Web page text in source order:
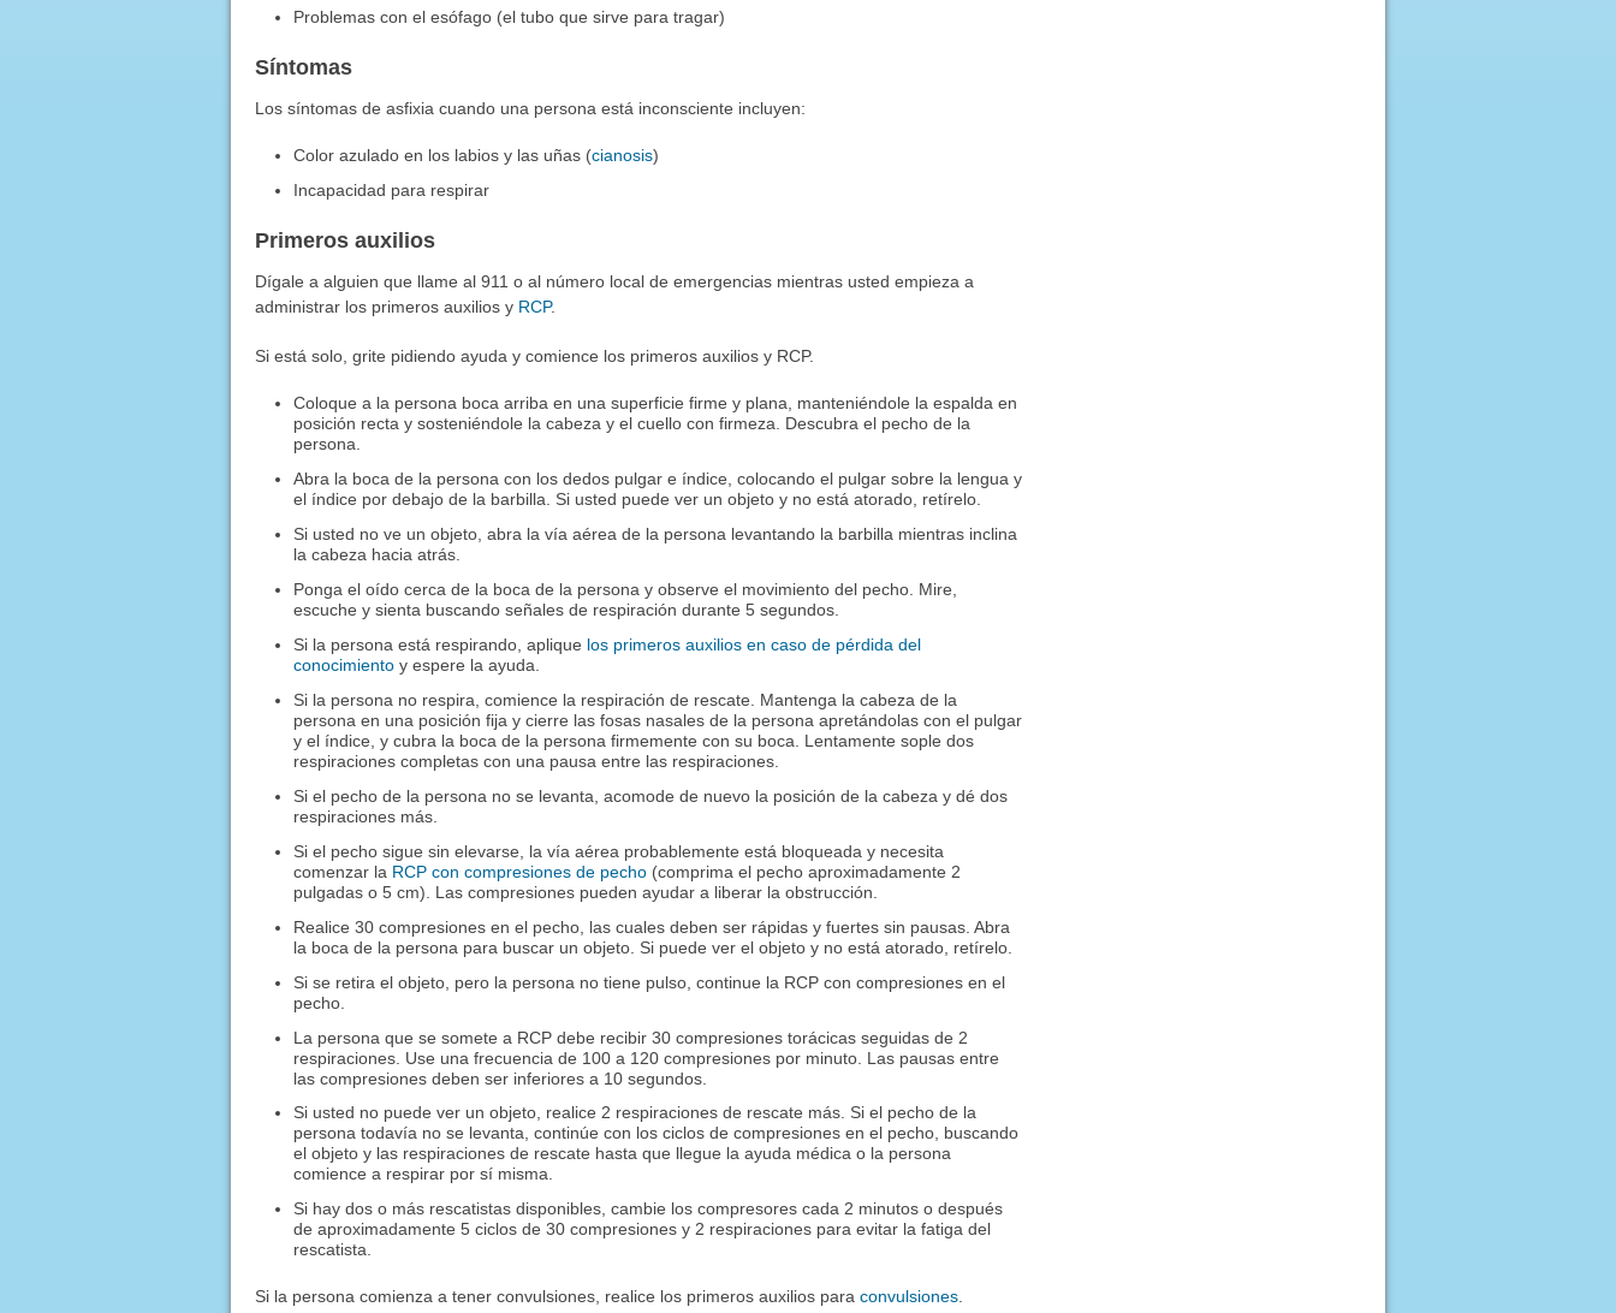
Problemas con el esófago (el tubo que sirve para tragar)
Síntomas
Los síntomas de asfixia cuando una persona está inconsciente incluyen:
Color azulado en los labios y las uñas (cianosis)
Incapacidad para respirar
Primeros auxilios
Dígale a alguien que llame al 911 o al número local de emergencias mientras usted empieza a
administrar los primeros auxilios y RCP.
Si está solo, grite pidiendo ayuda y comience los primeros auxilios y RCP.
Coloque a la persona boca arriba en una superficie firme y plana, manteniéndole la espalda en
posición recta y sosteniéndole la cabeza y el cuello con firmeza. Descubra el pecho de la
persona.
Abra la boca de la persona con los dedos pulgar e índice, colocando el pulgar sobre la lengua y
el índice por debajo de la barbilla. Si usted puede ver un objeto y no está atorado, retírelo.
Si usted no ve un objeto, abra la vía aérea de la persona levantando la barbilla mientras inclina
la cabeza hacia atrás.
Ponga el oído cerca de la boca de la persona y observe el movimiento del pecho. Mire,
escuche y sienta buscando señales de respiración durante 5 segundos.
Si la persona está respirando, aplique los primeros auxilios en caso de pérdida del
conocimiento y espere la ayuda.
Si la persona no respira, comience la respiración de rescate. Mantenga la cabeza de la
persona en una posición fija y cierre las fosas nasales de la persona apretándolas con el pulgar
y el índice, y cubra la boca de la persona firmemente con su boca. Lentamente sople dos
respiraciones completas con una pausa entre las respiraciones.
Si el pecho de la persona no se levanta, acomode de nuevo la posición de la cabeza y dé dos
respiraciones más.
Si el pecho sigue sin elevarse, la vía aérea probablemente está bloqueada y necesita
comenzar la RCP con compresiones de pecho (comprima el pecho aproximadamente 2
pulgadas o 5 cm). Las compresiones pueden ayudar a liberar la obstrucción.
Realice 30 compresiones en el pecho, las cuales deben ser rápidas y fuertes sin pausas. Abra
la boca de la persona para buscar un objeto. Si puede ver el objeto y no está atorado, retírelo.
Si se retira el objeto, pero la persona no tiene pulso, continue la RCP con compresiones en el
pecho.
La persona que se somete a RCP debe recibir 30 compresiones torácicas seguidas de 2
respiraciones. Use una frecuencia de 100 a 120 compresiones por minuto. Las pausas entre
las compresiones deben ser inferiores a 10 segundos.
Si usted no puede ver un objeto, realice 2 respiraciones de rescate más. Si el pecho de la
persona todavía no se levanta, continúe con los ciclos de compresiones en el pecho, buscando
el objeto y las respiraciones de rescate hasta que llegue la ayuda médica o la persona
comience a respirar por sí misma.
Si hay dos o más rescatistas disponibles, cambie los compresores cada 2 minutos o después
de aproximadamente 5 ciclos de 30 compresiones y 2 respiraciones para evitar la fatiga del
rescatista.
Si la persona comienza a tener convulsiones, realice los primeros auxilios para convulsiones.